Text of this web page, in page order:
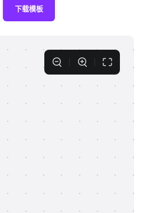
下载模板